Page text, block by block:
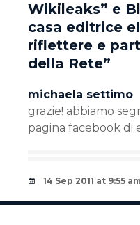
Wikileaks” e
casa editrice
riflettere e
della Rete”
michaela settimo
grazie! abbiamo
pagina facebook di
14 Sep 2011 at 9:55 am